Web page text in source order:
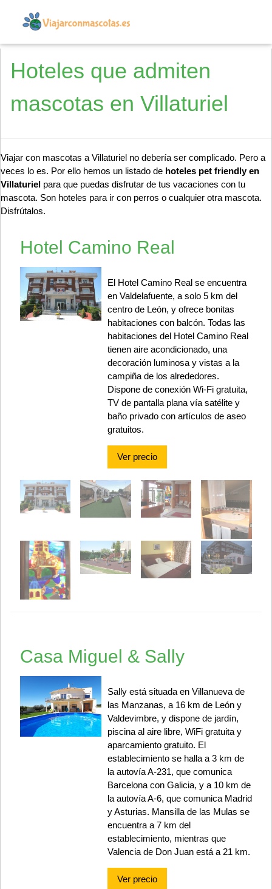
Hoteles que admiten
mascotas en Villaturiel
Viajar con mascotas a Villaturiel no debería ser complicado. Pero a
veces lo es. Por ello hemos un listado de hoteles pet friendly en
Villaturiel para que puedas disfrutar de tus vacaciones con tu
mascota. Son hoteles para ir con perros o cualquier otra mascota.
Disfrútalos.
Hotel Camino Real
El Hotel Camino Real se encuentra
en Valdelafuente, a solo 5 km del
centro de León, y ofrece bonitas
habitaciones con balcón. Todas las
habitaciones del Hotel Camino Real
tienen aire acondicionado, una
decoración luminosa y vistas a la
campiña de los alrededores.
Dispone de conexión Wi-Fi gratuita,
TV de pantalla plana vía satélite y
baño privado con artículos de aseo
gratuitos.
Ver precio
Casa Miguel & Sally
Sally está situada en Villanueva de
las Manzanas, a 16 km de León y
Valdevimbre, y dispone de jardín,
piscina al aire libre, WiFi gratuita y
aparcamiento gratuito. El
establecimiento se halla a 3 km de
la autovía A-231, que comunica
Barcelona con Galicia, y a 10 km de
la autovía A-6, que comunica Madrid
y Asturias. Mansilla de las Mulas se
encuentra a 7 km del
establecimiento, mientras que
Valencia de Don Juan está a 21 km.
Ver precio